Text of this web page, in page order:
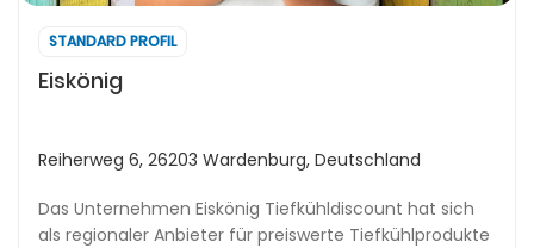
STANDARD PROFIL
Eiskönig
Reiherweg 6, 26203 Wardenburg, Deutschland
Das Unternehmen Eiskönig Tiefkühldiscount hat sich
als regionaler Anbieter für preiswerte Tiefkühlprodukte